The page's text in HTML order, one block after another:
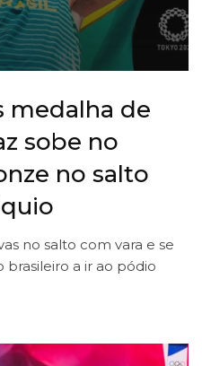
medalha de
sobe no
no salto
no salto com vara e se
a ir ao pódio